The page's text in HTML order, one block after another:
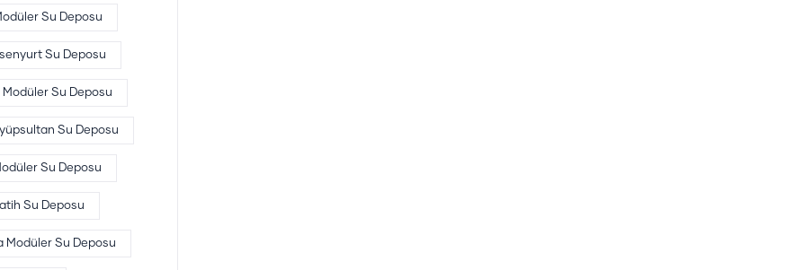
Su Deposu
Su Deposu
Su Deposu
Su Deposu
Su Deposu
Su Deposu
Modüler Su Deposu